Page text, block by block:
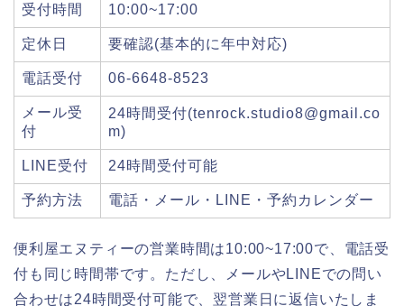
受付時間 10:00~17:00
定休日 要確認(基本的に年中対応)
電話受付 06-6648-8523
メール受
付
24時間受付(tenrock.studio8@gmail.co
m)
LINE受付 24時間受付可能
予約方法 電話・メール・LINE・予約カレンダー
便利屋エヌティーの営業時間は10:00~17:00で、電話受
付も同じ時間帯です。ただし、メールやLINEでの問い
合わせは24時間受付可能で、翌営業日に返信いたしま